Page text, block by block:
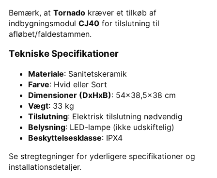
Bemærk, at Tornado kræver et tilkøb af
indbygningsmodul CJ40 for tilslutning til
afløbet/faldestammen.
Tekniske Specifikationer
Materiale: Sanitetskeramik
Farve: Hvid eller Sort
Dimensioner (DxHxB): 54×38,5×38 cm
Vægt: 33 kg
Tilslutning: Elektrisk tilslutning nødvendig
Belysning: LED-lampe (ikke udskiftelig)
Beskyttelsesklasse: IPX4
Se stregtegninger for yderligere specifikationer og
installationsdetaljer.